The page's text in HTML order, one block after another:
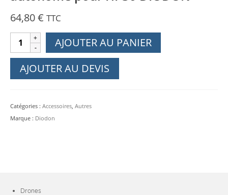
64,80€ TTC
quantité
de
Led
alimentation
autonome
AJOUTER AU PANIER
AJOUTER AU DEVIS
Catégories : Accessoires, Autres
Marque : Diodon
Drones